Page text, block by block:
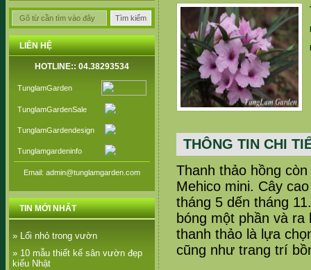
LIÊN HỆ
HOTLINE:: 04.38293534
TunglamGarden
TunglamGardenSale
TunglamGardendesign
Tunglamgardeninfo
Email: admin@tunglamgarden.com
TIN MỚI NHẤT
» Lối nhỏ trong vườn
» 10 mẫu thiết kế sân vườn đẹp
kiểu Nhật
THÔNG TIN CHI
Thanh thảo hồng
Mehico mini. Cây
tháng 5 dến tháng
bóng một phần và
thanh thảo là lựa
cũng như trang trí